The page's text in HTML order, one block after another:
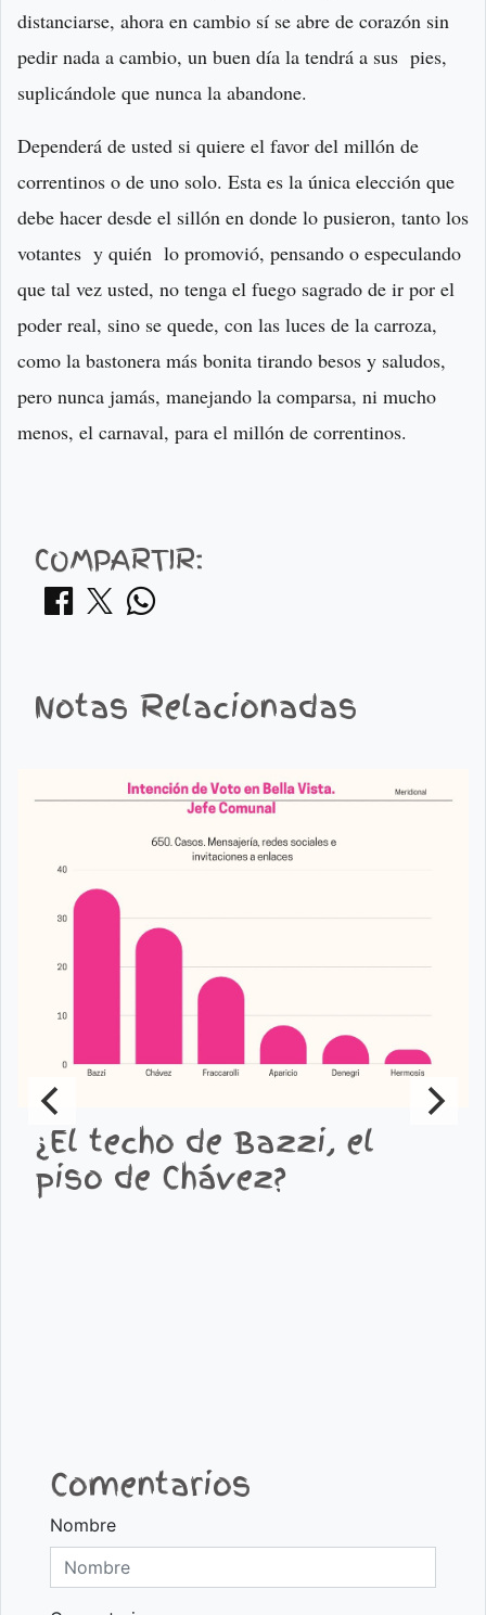
distanciarse, ahora en cambio sí se abre de corazón sin
pedir nada a cambio, un buen día la tendrá a sus pies,
suplicándole que nunca la abandone.
Dependerá de usted si quiere el favor del millón de
correntinos o de uno solo. Esta es la única elección que
debe hacer desde el sillón en donde lo pusieron, tanto los
votantes y quién lo promovió, pensando o especulando
que tal vez usted, no tenga el fuego sagrado de ir por el
poder real, sino se quede, con las luces de la carroza,
como la bastonera más bonita tirando besos y saludos,
pero nunca jamás, manejando la comparsa, ni mucho
menos, el carnaval, para el millón de correntinos.
COMPARTIR:
Notas Relacionadas
¿El techo de Bazzi, el
piso de Chávez?
Comentarios
Nombre